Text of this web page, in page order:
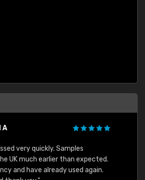
A
very quickly. Samples
UK much earlier than expected.
and have already used again.